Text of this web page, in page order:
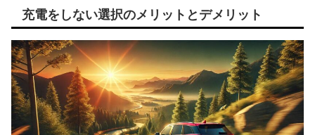
充電をしない選択のメリットとデメリット